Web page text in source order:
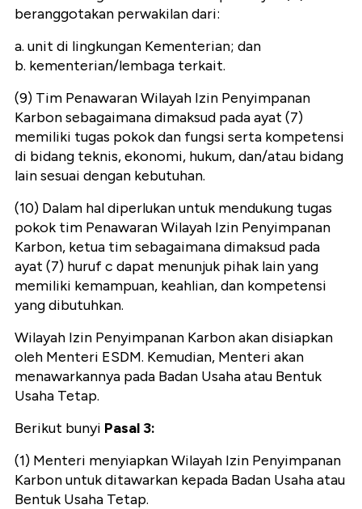
beranggotakan perwakilan dari:
a. unit di lingkungan Kementerian; dan
b. kementerian/lembaga terkait.
(9) Tim Penawaran Wilayah Izin Penyimpanan
Karbon sebagaimana dimaksud pada ayat (7)
memiliki tugas pokok dan fungsi serta kompetensi
di bidang teknis, ekonomi, hukum, dan/atau bidang
lain sesuai dengan kebutuhan.
(10) Dalam hal diperlukan untuk mendukung tugas
pokok tim Penawaran Wilayah Izin Penyimpanan
Karbon, ketua tim sebagaimana dimaksud pada
ayat (7) huruf c dapat menunjuk pihak lain yang
memiliki kemampuan, keahlian, dan kompetensi
yang dibutuhkan.
Wilayah Izin Penyimpanan Karbon akan disiapkan
oleh Menteri ESDM. Kemudian, Menteri akan
menawarkannya pada Badan Usaha atau Bentuk
Usaha Tetap.
Berikut bunyi Pasal 3:
(1) Menteri menyiapkan Wilayah Izin Penyimpanan
Karbon untuk ditawarkan kepada Badan Usaha atau
Bentuk Usaha Tetap.